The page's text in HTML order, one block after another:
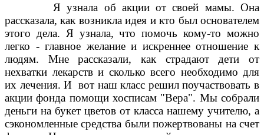
Я узнала об акции от своей мамы. Она
рассказала, как возникла идея и кто был основателем
этого дела. Я узнала, что помочь кому-то можно
легко - главное желание и искреннее отношение к
людям. Мне рассказали, как страдают дети от
нехватки лекарств и сколько всего необходимо для
их лечения. И вот наш класс решил поучаствовать в
акции фонда помощи хосписам "Вера". Мы собрали
деньги на букет цветов от класса нашему учителю, а
сэкономленные средства были пожертвованы на счет